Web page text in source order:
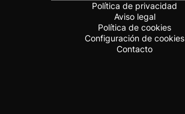
Política de privacidad
Aviso legal
Política de cookies
Configuración de cookies
Contacto